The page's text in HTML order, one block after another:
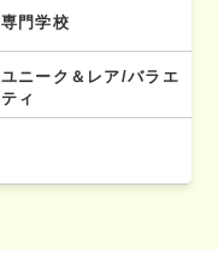
専門学校
ユニーク＆レア/バラエ
ティ